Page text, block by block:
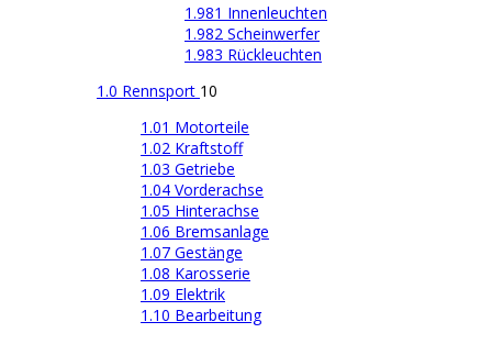
1.981 Innenleuchten
1.982 Scheinwerfer
1.983 Rückleuchten
1.0 Rennsport 10
1.01 Motorteile
1.02 Kraftstoff
1.03 Getriebe
1.04 Vorderachse
1.05 Hinterachse
1.06 Bremsanlage
1.07 Gestänge
1.08 Karosserie
1.09 Elektrik
1.10 Bearbeitung